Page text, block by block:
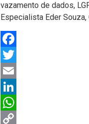
vazamento de dados,
Especialista Eder Souza,
Facebook
Twitter
Email
LinkedIn
WhatsApp